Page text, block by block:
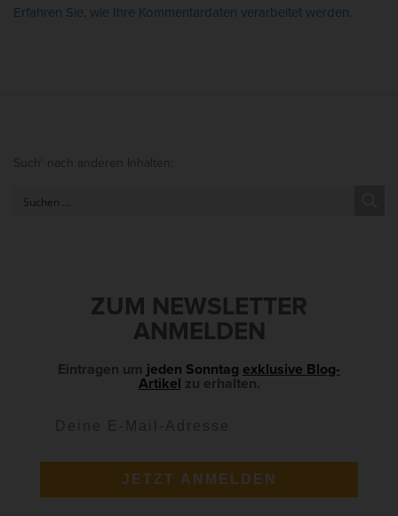
Erfahren Sie, wie Ihre Kommentardaten verarbeitet werden.
Such‘ nach anderen Inhalten:
ZUM NEWSLETTER
ANMELDEN
Eintragen um jeden Sonntag exklusive Blog-
Artikel
zu erhalten.
JETZT ANMELDEN